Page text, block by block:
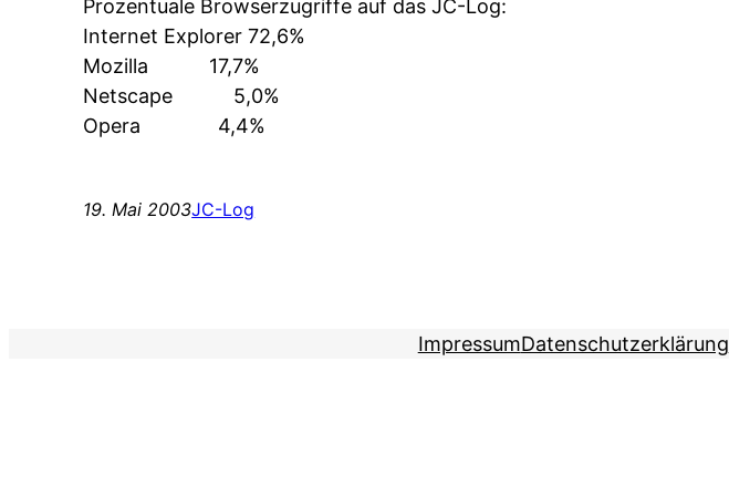
Prozentuale Browserzugriffe auf das JC-Log:
Internet Explorer 72,6%
Mozilla 17,7%
Netscape 5,0%
Opera 4,4%
19. Mai 2003JC-Log
ImpressumDatenschutzerklärung